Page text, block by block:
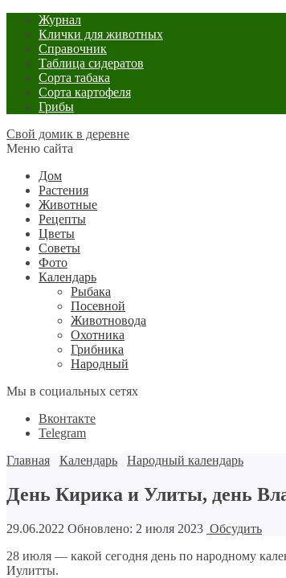
Журнал
Клички для животных
Справочник
Таблица сидератов
Сорта табака
Сорта картофеля
Грибы
Свой домик в деревне
Меню сайта
Дом
Растения
Животные
Рецепты
Цветы
Советы
Фото
Календарь
Рыбака
Посевной
Животновода
Охотника
Грибника
Народный
Мы в социальных сетях
Вконтакте
Telegram
Главная
Календарь Народный календарь
День Кирика и Улиты, день
29.06.2022 Обновлено: 2 июля 2023 Обсудить
28 июля — какой сегодня день по народному
Иулитты.